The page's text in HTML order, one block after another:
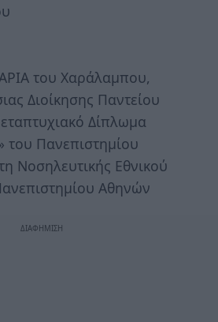
του Χαράλαμπου,
Διοίκησης Παντείου
Δίπλωμα
του Πανεπιστημίου
Νοσηλευτικής Εθνικού
Αθηνών